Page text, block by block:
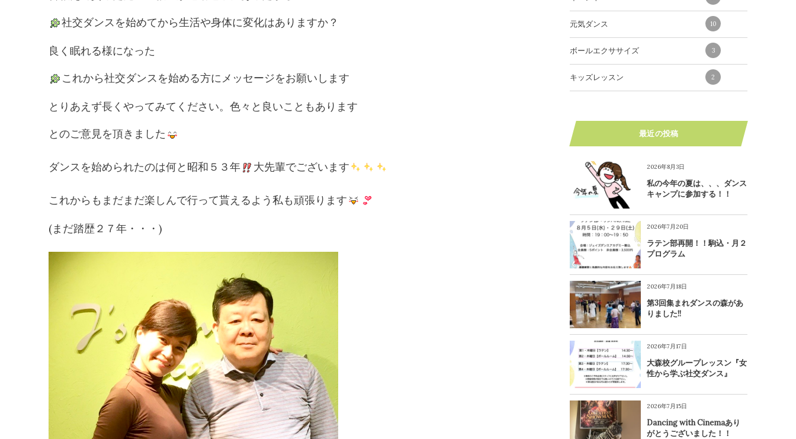
社交ダンスを始めてから生活や身体に変化はありますか？
良く眠れる様になった
これから社交ダンスを始める方にメッセージをお願いします
とりあえず長くやってみてください。色々と良いこともあります
とのご意見を頂きました
ダンスを始められたのは何と昭和５３年 大先輩でございます
これからもまだまだ楽しんで行って貰えるよう私も頑張ります
(まだ踏歴２７年・・・)
元気ダンス 10
ボールエクササイズ 3
キッズレッスン 2
最近の投稿
2026年8月3日
私の今年の夏は、、、ダンス
キャンプに参加する！！
2026年7月20日
ラテン部再開！！駒込・月２
プログラム
2026年7月18日
第3回集まれダンスの森があ
りました!!
2026年7月17日
大森校グループレッスン『女
性から学ぶ社交ダンス』
2026年7月15日
Dancing with Cinemaあり
がとうございました！！